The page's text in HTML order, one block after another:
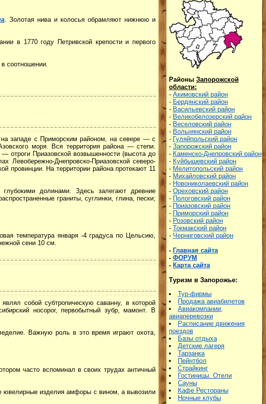
. Золотая нива и колосья обрамляют нижнюю и
в 1770 году Петривской крепости и первого
соотношении.
западе с Приморским районом, на севере — с
моря. Вся территория района — степи.
отроги Приазовской возвышенности (высота до
Левобережно-Днепровско-Приазовской северо-
провинции. На территории района протекают 11
долинами. Здесь залегают древние
граниты, суглинки, глина, пески;
температура января -4 градуса по Цельсию,
сени 10 см.
собой субтропическую саванну, в которой
носорог, первобытный зубр, мамонт. В
Важную роль в это время играют охота,
часто вспоминал в своих трудах античный
ювелирные изделия амфоры с вином, а вывозили
Районы Запорожской
области:
- Акимовский район
- Бердянский район
- Васильевский район
- Великобелозерский район
- Веселовский район
- Вольнянский район
- Гуляйпольский район
- Запорожский район
- Каменско-Днепровский район
- Куйбышевский район
- Мелитопольский район
- Михайловский район
- Новониколаевский район
- Ореховский район
- Пологовский район
- Приазовский район
- Приморский район
- Розовский район
- Токмакский район
- Черниговский район
- Главная сайта
- ФОРУМ
- Карта сайта
Туризм в Запорожье:
Тур-фирмы
Продажа авиабилетов
Авиакомпании,
авиаперевозки
Расписание движения
поездов
Базы отдыха
Детские лагеря
Тарзанка
Пейнтбол
Страйкинг
Гостиницы. Отели
Сауны
Кафе Рестораны
Ночные клубы